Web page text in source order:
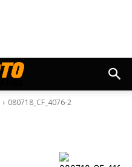
080718_CF_4076-2